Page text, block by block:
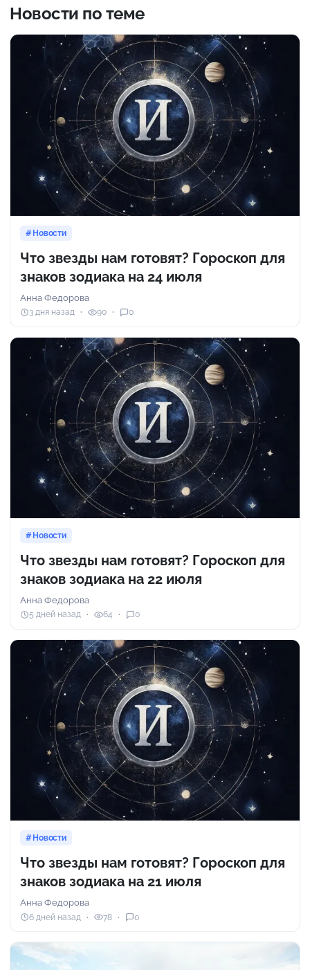
Новости по теме
Новости
Что звезды нам готовят? Гороскоп для
знаков зодиака на 24 июля
Анна Федорова
3 дня назад 90 0
Новости
Что звезды нам готовят? Гороскоп для
знаков зодиака на 22 июля
Анна Федорова
5 дней назад 64 0
Новости
Что звезды нам готовят? Гороскоп для
знаков зодиака на 21 июля
Анна Федорова
6 дней назад 78 0